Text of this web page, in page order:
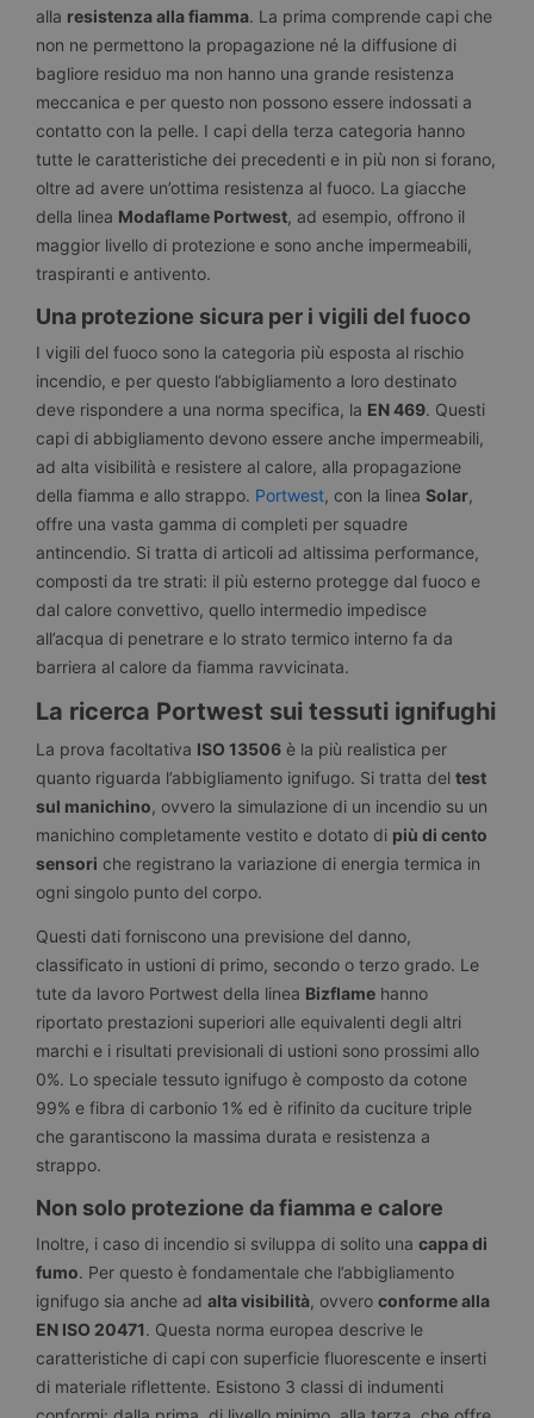
alla resistenza alla fiamma. La prima comprende capi che
non ne permettono la propagazione né la diffusione di
bagliore residuo ma non hanno una grande resistenza
meccanica e per questo non possono essere indossati a
contatto con la pelle. I capi della terza categoria hanno
tutte le caratteristiche dei precedenti e in più non si forano,
oltre ad avere un’ottima resistenza al fuoco. La giacche
della linea Modaflame Portwest, ad esempio, offrono il
maggior livello di protezione e sono anche impermeabili,
traspiranti e antivento.
Una protezione sicura per i vigili del fuoco
I vigili del fuoco sono la categoria più esposta al rischio
incendio, e per questo l’abbigliamento a loro destinato
deve rispondere a una norma specifica, la EN 469. Questi
capi di abbigliamento devono essere anche impermeabili,
ad alta visibilità e resistere al calore, alla propagazione
della fiamma e allo strappo. Portwest, con la linea Solar,
offre una vasta gamma di completi per squadre
antincendio. Si tratta di articoli ad altissima performance,
composti da tre strati: il più esterno protegge dal fuoco e
dal calore convettivo, quello intermedio impedisce
all’acqua di penetrare e lo strato termico interno fa da
barriera al calore da fiamma ravvicinata.
La ricerca Portwest sui tessuti ignifughi
La prova facoltativa ISO 13506 è la più realistica per
quanto riguarda l’abbigliamento ignifugo. Si tratta del test
sul manichino, ovvero la simulazione di un incendio su un
manichino completamente vestito e dotato di più di cento
sensori che registrano la variazione di energia termica in
ogni singolo punto del corpo.
Questi dati forniscono una previsione del danno,
classificato in ustioni di primo, secondo o terzo grado. Le
tute da lavoro Portwest della linea Bizflame hanno
riportato prestazioni superiori alle equivalenti degli altri
marchi e i risultati previsionali di ustioni sono prossimi allo
0%. Lo speciale tessuto ignifugo è composto da cotone
99% e fibra di carbonio 1% ed è rifinito da cuciture triple
che garantiscono la massima durata e resistenza a
strappo.
Non solo protezione da fiamma e calore
Inoltre, i caso di incendio si sviluppa di solito una cappa di
fumo. Per questo è fondamentale che l’abbigliamento
ignifugo sia anche ad alta visibilità, ovvero conforme alla
EN ISO 20471. Questa norma europea descrive le
caratteristiche di capi con superficie fluorescente e inserti
di materiale riflettente. Esistono 3 classi di indumenti